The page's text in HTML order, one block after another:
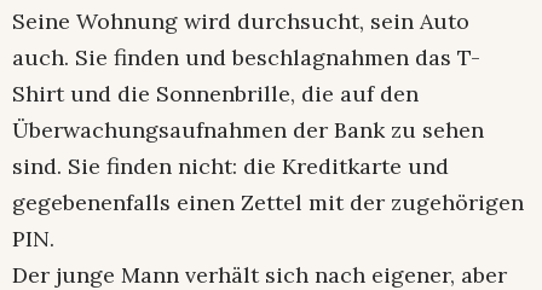
Seine Wohnung wird durchsucht, sein Auto
auch. Sie finden und beschlagnahmen das T-
Shirt und die Sonnenbrille, die auf den
Überwachungsaufnahmen der Bank zu sehen
sind. Sie finden nicht: die Kreditkarte und
gegebenenfalls einen Zettel mit der zugehörigen
PIN.
Der junge Mann verhält sich nach eigener, aber